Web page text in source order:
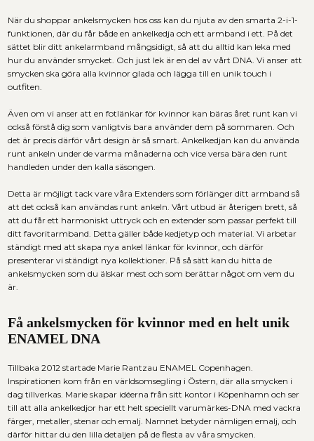
När du shoppar ankelsmycken hos oss kan du njuta av den smarta 2-i-1-
funktionen, där du får både en ankelkedja och ett armband i ett. På det
sättet blir ditt ankelarmband mångsidigt, så att du alltid kan leka med
hur du använder smycket. Och just lek är en del av vårt DNA. Vi anser att
smycken ska göra alla kvinnor glada och lägga till en unik touch i
outfiten.
Även om vi anser att enfotlänkar för kvinnor kan bäras året runt kan vi
också förstå dig som vanligtvis bara använder dem på sommaren. Och
det är precis därför vårt design är så smart.Ankelkedjan kan du använda
runt ankeln under de varma månaderna och vice versa bära den runt
handleden under den kalla säsongen.
Detta är möjligt tack vare våra Extenders som förlänger ditt armband så
att det också kan användas runt ankeln. Vårt utbud är återigen brett, så
att du får ett harmoniskt uttryck och en extender som passar perfekt till
ditt favoritarmband. Detta gäller både kedjetyp och material.Vi arbetar
ständigt med att skapa nya ankel länkar för kvinnor, och därför
presenterar vi ständigt nya kollektioner. På så sätt kan du hitta de
ankelsmycken som du älskar mest och som berättar något om vem du
är.
Få ankelsmycken för kvinnor med en helt unik
ENAMEL DNA
Tillbaka 2012 startade Marie Rantzau ENAMEL Copenhagen.
Inspirationen kom från en världsomsegling i Östern, där alla smycken i
dag tillverkas. Marie skapar idéerna från sitt kontor i Köpenhamn och ser
till att alla ankelkedjor har ett helt speciellt varumärkes-DNA med vackra
färger, metaller, stenar och emalj. Namnet betyder nämligen emalj, och
därför hittar du den lilla detaljen på de flesta av våra smycken.